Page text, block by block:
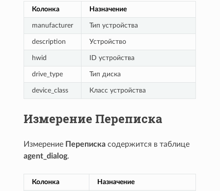
Колонка Назначение
manufacturer Тип устройства
description Устройство
hwid ID устройства
drive_type Тип диска
device_class Класс устройства
Измерение Переписка
Измерение Переписка содержится в таблице
agent_dialog.
Колонка Назначение